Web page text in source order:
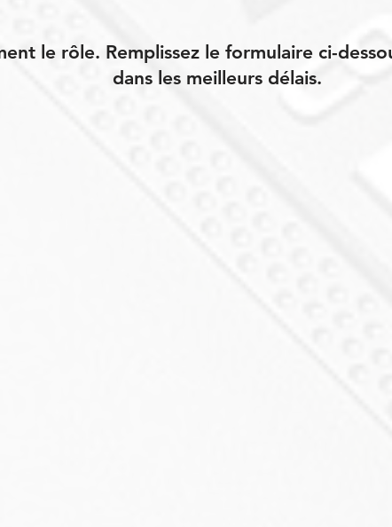
le rôle. Remplissez le formulaire ci-
dans les meilleurs délais.